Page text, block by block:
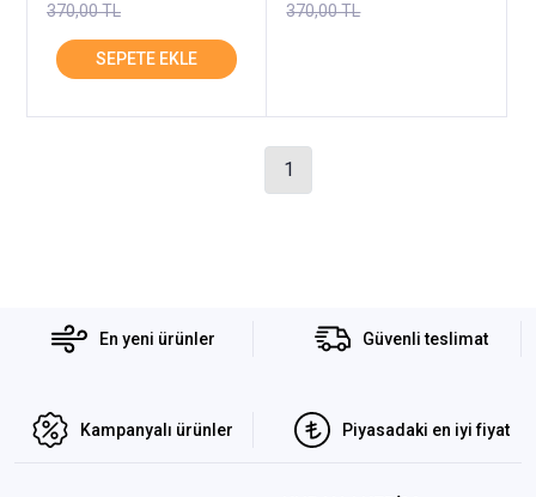
370,00 TL 370,00 TL
1
En yeni ürünler Güvenli teslimat
Kampanyalı ürünler Piyasadaki en iyi fiyat